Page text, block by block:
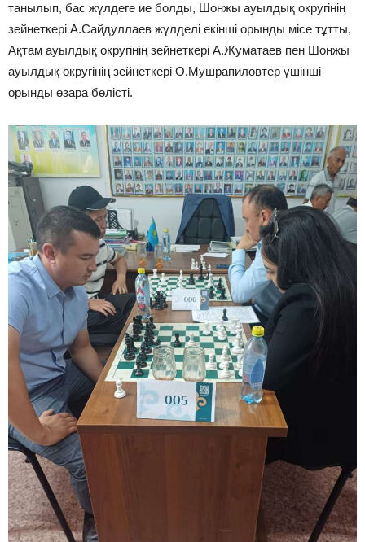
танылып, бас жүлдеге ие болды, Шонжы ауылдық округінің
зейнеткері А.Сайдуллаев жүлделі екінші орынды місе тұтты,
Ақтам ауылдық округінің зейнеткері А.Жуматаев пен Шонжы
ауылдық округінің зейнеткері О.Мушрапиловтер үшінші
орынды өзара бөлісті.